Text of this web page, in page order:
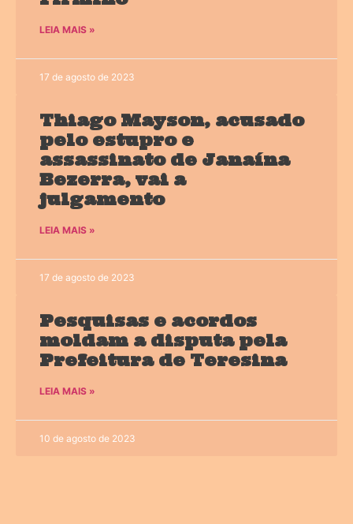
LEIA MAIS »
17 de agosto de 2023
Thiago Mayson, acusado
pelo estupro e
assassinato de Janaína
Bezerra, vai a
julgamento
LEIA MAIS »
17 de agosto de 2023
Pesquisas e acordos
moldam a disputa pela
Prefeitura de Teresina
LEIA MAIS »
10 de agosto de 2023